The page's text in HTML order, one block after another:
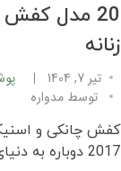
20 مدل
زنانه
تیر 7, 1404
توسط مدواره
کفش چانکی و
2017 دوباره به دنیای مد و فشن وارد ...